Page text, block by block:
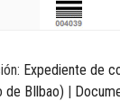
Expediente de
de BIlbao) |